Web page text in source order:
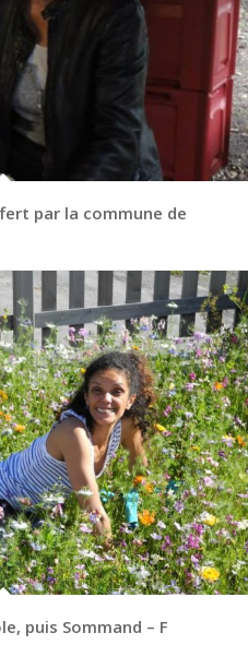
par la commune de
puis Sommand – F